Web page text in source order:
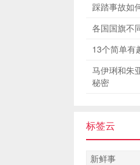
踩踏事故如
各国国旗不
13个简单有
马伊琍和朱
秘密
标签云
新鲜事